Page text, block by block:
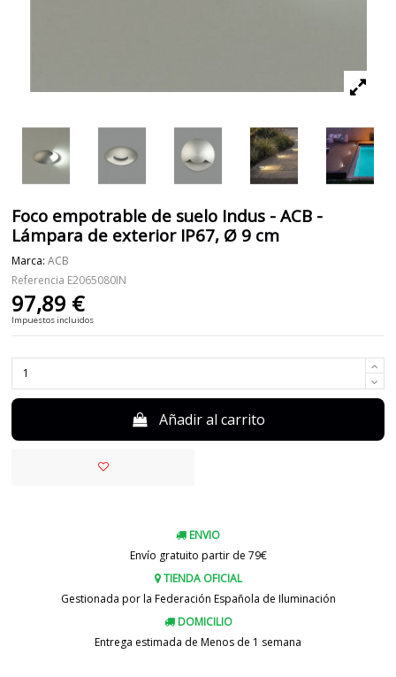
Foco empotrable de suelo Indus - ACB -
Lámpara de exterior IP67, Ø 9 cm
Marca: ACB
Referencia E2065080IN
97,89 €
Impuestos incluidos
Añadir al carrito
ENVIO
Envío gratuito partir de 79€
TIENDA OFICIAL
Gestionada por la Federación Española de Iluminación
DOMICILIO
Entrega estimada de Menos de 1 semana